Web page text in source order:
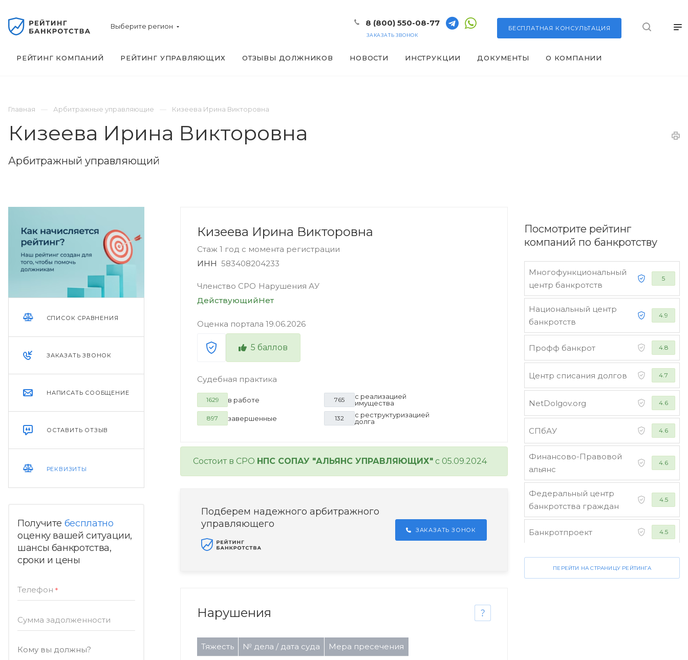
Выберите регион БЕСПЛАТНАЯ КОНСУЛЬТАЦИЯ
8 (800) 550-08-77
ЗАКАЗАТЬ ЗВОНОК
РЕЙТИНГ КОМПАНИЙ РЕЙТИНГ УПРАВЛЯЮЩИХ ОТЗЫВЫ ДОЛЖНИКОВ НОВОСТИ ИНСТРУКЦИИ ДОКУМЕНТЫ О КОМПАНИИ
Главная Арбитражные управляющие Кизеева Ирина Викторовна
Кизеева Ирина Викторовна
Арбитражный управляющий
СПИСОК СРАВНЕНИЯ
ЗАКАЗАТЬ ЗВОНОК
НАПИСАТЬ СООБЩЕНИЕ
ОСТАВИТЬ ОТЗЫВ
РЕКВИЗИТЫ
Получите бесплатно
оценку вашей ситуации,
шансы банкротства,
сроки и цены
Телефон *
Сумма задолженности
Кому вы должны?
Кизеева Ирина Викторовна
Стаж 1 год с момента регистрации
ИНН 583408204233
Членство СРО
Действующий
Нарушения АУ
Нет
Оценка портала 19.06.2026
5 баллов
Судебная практика
1629 в работе
897 завершенные
765
с реализацией
имущества
132
с реструктуризацией
долга
Состоит в СРО НПС СОПАУ "АЛЬЯНС УПРАВЛЯЮЩИХ" с 05.09.2024
Подберем надежного арбитражного
управляющего
ЗАКАЗАТЬ ЗОНОК
Нарушения
Тяжесть № дела / дата суда
Мера пресечения
Посмотрите рейтинг
компаний по банкротству
Многофункциональный
центр банкротств
5
Национальный центр
банкротств
4.9
Профф банкрот 4.8
Центр списания долгов 4.7
NetDolgov.org 4.6
СПбАУ 4.6
Финансово-Правовой
альянс
4.6
Федеральный центр
банкротства граждан
4.5
Банкротпроект 4.5
Коллегия юристов
"Финансист"
ПЕРЕЙТИ НА СТРАНИЦУ РЕЙТИНГА